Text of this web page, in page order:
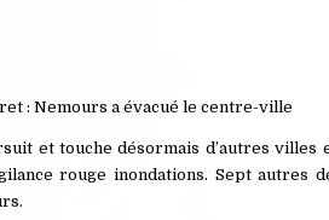
: Nemours a évacué le centre-ville
et touche désormais d’autres
rouge inondations. Sept autres